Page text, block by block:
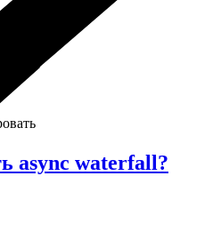
async waterfall?